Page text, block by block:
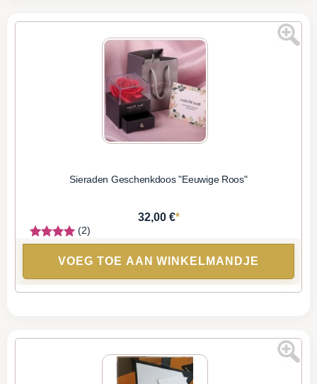
Sieraden Geschenkdoos "Eeuwige Roos"
32,00 €*
(2)
VOEG TOE AAN WINKELMANDJE